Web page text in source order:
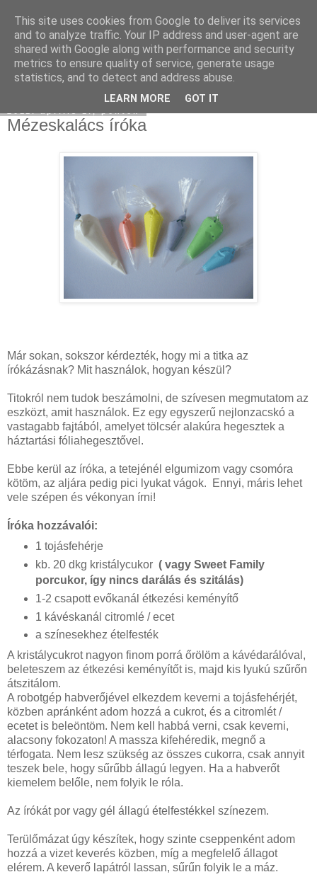
Moha Konyha
Mézeskalács íróka
Már sokan, sokszor kérdezték, hogy mi a titka az
írókázásnak? Mit használok, hogyan készül?
Titokról nem tudok beszámolni, de szívesen megmutatom az
eszközt, amit használok. Ez egy egyszerű nejlonzacskó a
vastagabb fajtából, amelyet tölcsér alakúra hegesztek a
háztartási fóliahegesztővel.
Ebbe kerül az íróka, a tetejénél elgumizom vagy csomóra
kötöm, az aljára pedig pici lyukat vágok. Ennyi, máris lehet
vele szépen és vékonyan írni!
Íróka hozzávalói:
1 tojásfehérje
kb. 20 dkg kristálycukor ( vagy Sweet Family
porcukor, így nincs darálás és szitálás)
1-2 csapott evőkanál étkezési keményítő
1 kávéskanál citromlé / ecet
a színesekhez ételfesték
A kristálycukrot nagyon finom porrá őrölöm a kávédarálóval,
beleteszem az étkezési keményítőt is, majd kis lyukú szűrőn
átszitálom.
A robotgép habverőjével elkezdem keverni a tojásfehérjét,
közben apránként adom hozzá a cukrot, és a citromlét /
ecetet is beleöntöm. Nem kell habbá verni, csak keverni,
alacsony fokozaton! A massza kifehéredik, megnő a
térfogata. Nem lesz szükség az összes cukorra, csak annyit
teszek bele, hogy sűrűbb állagú legyen. Ha a habverőt
kiemelem belőle, nem folyik le róla.
Az írókát por vagy gél állagú ételfestékkel színezem.
Terülőmázat úgy készítek, hogy szinte cseppenként adom
hozzá a vizet keverés közben, míg a megfelelő állagot
elérem. A keverő lapátról lassan, sűrűn folyik le a máz.
This site uses cookies from Google to deliver its services
and to analyze traffic. Your IP address and user-agent are
shared with Google along with performance and security
metrics to ensure quality of service, generate usage
statistics, and to detect and address abuse.
LEARN MORE GOT IT